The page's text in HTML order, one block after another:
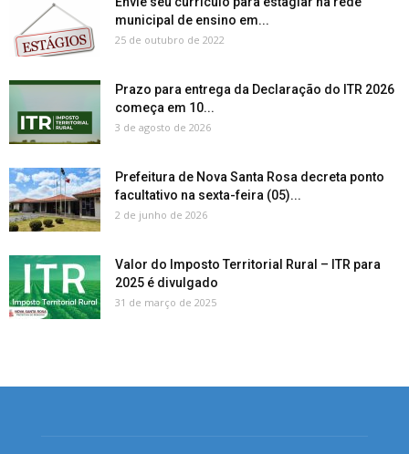
municipal de ensino em...
25 de outubro de 2022
Prazo para entrega da Declaração do ITR 2026
começa em 10...
3 de agosto de 2026
Prefeitura de Nova Santa Rosa decreta ponto
facultativo na sexta-feira (05)...
2 de junho de 2026
Valor do Imposto Territorial Rural – ITR para
2025 é divulgado
31 de março de 2025